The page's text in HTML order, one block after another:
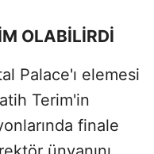
OLABİLİRDİ
Palace'ı elemesi
Terim'in
finale